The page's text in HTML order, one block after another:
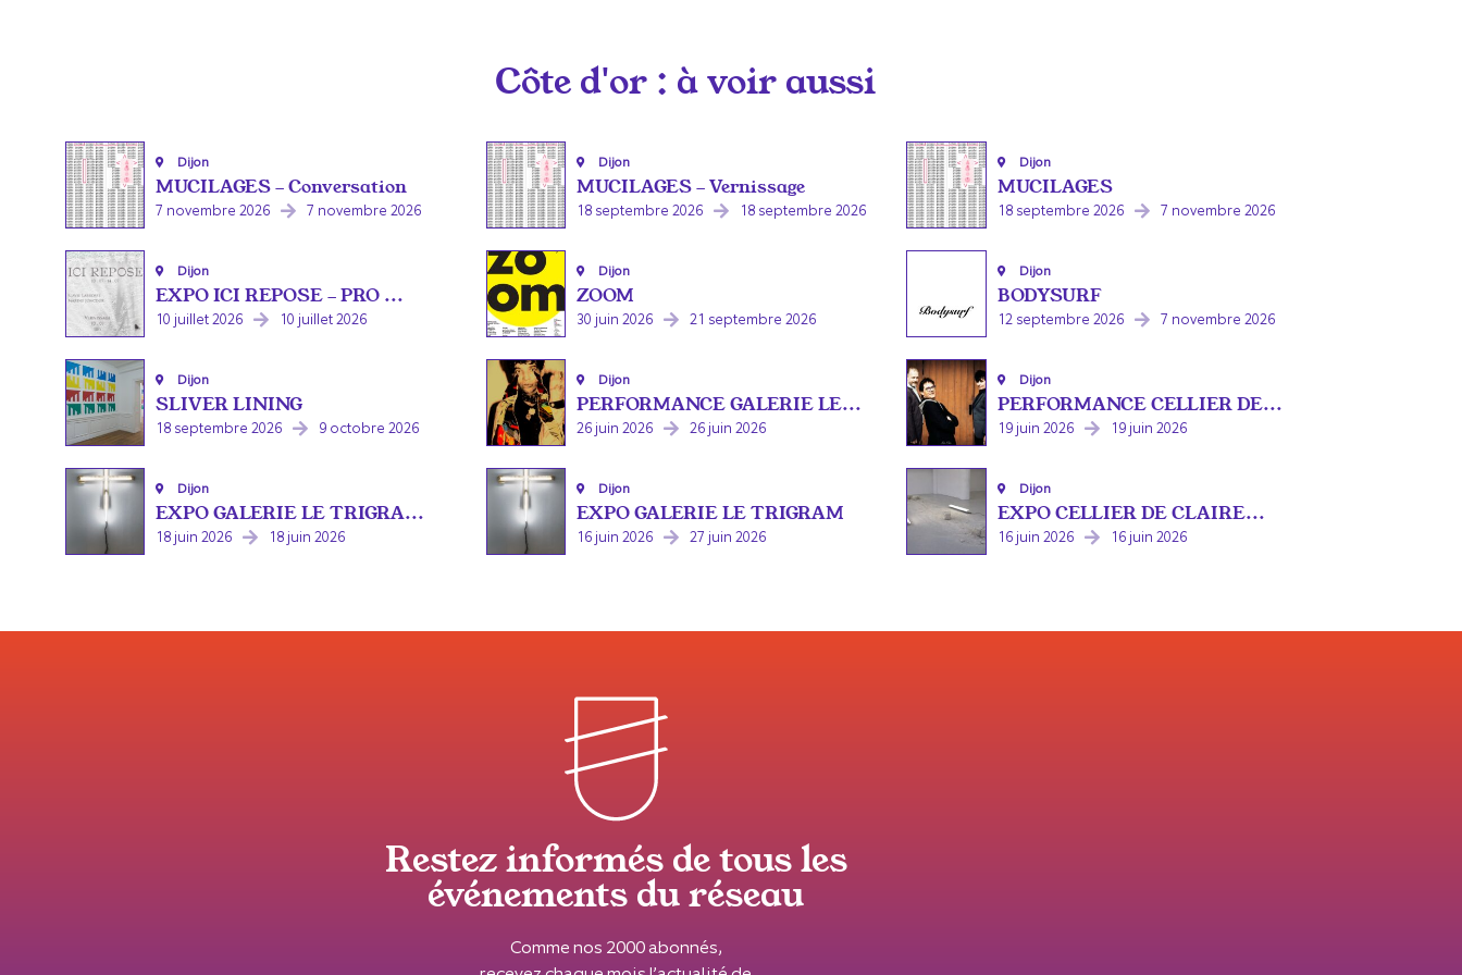
Côte d'or : à voir aussi
Dijon
MUCILAGES - Conversation
7 novembre 2026 7 novembre 2026
Dijon
MUCILAGES - Vernissage
18 septembre 2026 18 septembre 2026
Dijon
MUCILAGES
18 septembre 2026 7 novembre 2026
Dijon
EXPO ICI REPOSE - PRO ...
10 juillet 2026 10 juillet 2026
Dijon
ZOOM
30 juin 2026 21 septembre 2026
Dijon
BODYSURF
12 septembre 2026 7 novembre 2026
Dijon
SLIVER LINING
18 septembre 2026 9 octobre 2026
Dijon
PERFORMANCE GALERIE LE...
26 juin 2026 26 juin 2026
Dijon
PERFORMANCE CELLIER DE...
19 juin 2026 19 juin 2026
Dijon
EXPO GALERIE LE TRIGRA...
18 juin 2026 18 juin 2026
Dijon
EXPO GALERIE LE TRIGRAM
16 juin 2026 27 juin 2026
Dijon
EXPO CELLIER DE CLAIRE...
16 juin 2026 16 juin 2026
Restez informés de tous les
événements du réseau
Comme nos 2000 abonnés,